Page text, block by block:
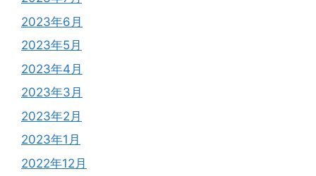
2023年6月
2023年5月
2023年4月
2023年3月
2023年2月
2023年1月
2022年12月